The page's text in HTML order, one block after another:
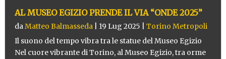
AL MUSEO EGIZIO PRENDE IL VIA “ONDE 2025”
daMatteo Balmasseda| 19 Lug 2025
Torino Metropoli
Il suono del tempo vibra tra le statue del Museo Egizio
Nel cuore vibrante di Torino, al Museo Egizio, tra orme